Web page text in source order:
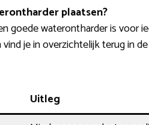
plaatsen?
goede waterontharder is voor
je in overzichtelijk terug in
Uitleg